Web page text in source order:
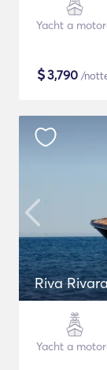
Yacht a
$3,790 /
Riva
Yacht a